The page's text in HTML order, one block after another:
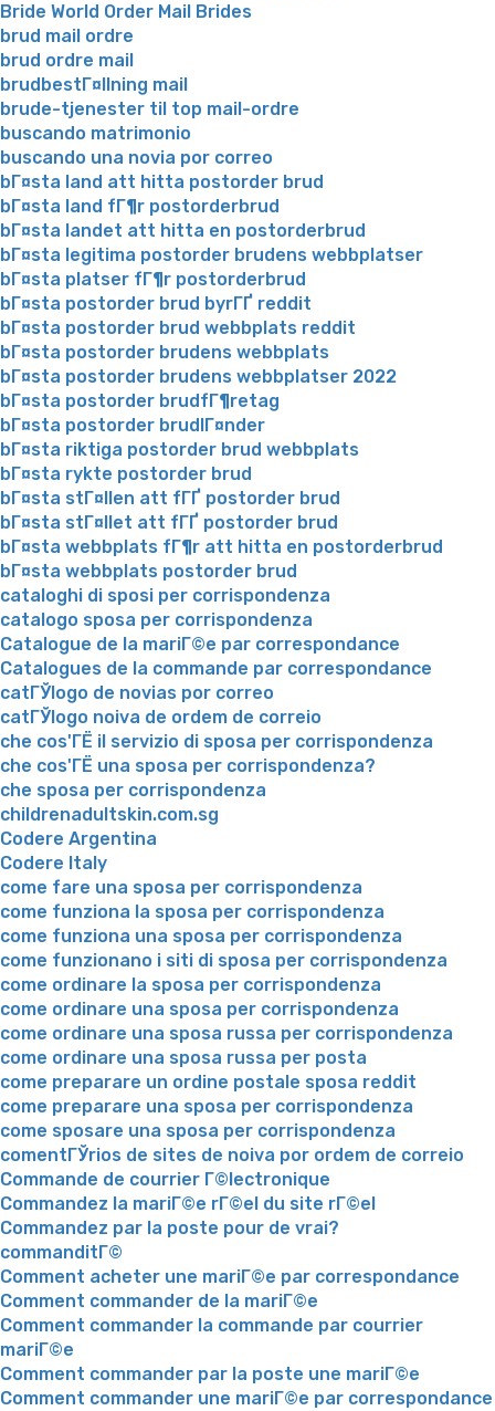
Bride World Order Mail Brides
brud mail ordre
brud ordre mail
brudbestГ¤llning mail
brude-tjenester til top mail-ordre
buscando matrimonio
buscando una novia por correo
bГ¤sta land att hitta postorder brud
bГ¤sta land fГ¶r postorderbrud
bГ¤sta landet att hitta en postorderbrud
bГ¤sta legitima postorder brudens webbplatser
bГ¤sta platser fГ¶r postorderbrud
bГ¤sta postorder brud byrГҐ reddit
bГ¤sta postorder brud webbplats reddit
bГ¤sta postorder brudens webbplats
bГ¤sta postorder brudens webbplatser 2022
bГ¤sta postorder brudfГ¶retag
bГ¤sta postorder brudlГ¤nder
bГ¤sta riktiga postorder brud webbplats
bГ¤sta rykte postorder brud
bГ¤sta stГ¤llen att fГҐ postorder brud
bГ¤sta stГ¤llet att fГҐ postorder brud
bГ¤sta webbplats fГ¶r att hitta en postorderbrud
bГ¤sta webbplats postorder brud
cataloghi di sposi per corrispondenza
catalogo sposa per corrispondenza
Catalogue de la mariГ©e par correspondance
Catalogues de la commande par correspondance
catГЎlogo de novias por correo
catГЎlogo noiva de ordem de correio
che cos'ГЁ il servizio di sposa per corrispondenza
che cos'ГЁ una sposa per corrispondenza?
che sposa per corrispondenza
childrenadultskin.com.sg
Codere Argentina
Codere Italy
come fare una sposa per corrispondenza
come funziona la sposa per corrispondenza
come funziona una sposa per corrispondenza
come funzionano i siti di sposa per corrispondenza
come ordinare la sposa per corrispondenza
come ordinare una sposa per corrispondenza
come ordinare una sposa russa per corrispondenza
come ordinare una sposa russa per posta
come preparare un ordine postale sposa reddit
come preparare una sposa per corrispondenza
come sposare una sposa per corrispondenza
comentГЎrios de sites de noiva por ordem de correio
Commande de courrier Г©lectronique
Commandez la mariГ©e rГ©el du site rГ©el
Commandez par la poste pour de vrai?
commanditГ©
Comment acheter une mariГ©e par correspondance
Comment commander de la mariГ©e
Comment commander la commande par courrier
mariГ©e
Comment commander par la poste une mariГ©e
Comment commander une mariГ©e par correspondance